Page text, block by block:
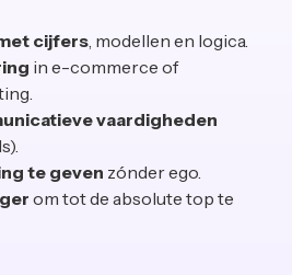
cijfers, modellen en logica.
in e-commerce of
vaardigheden
te geven zónder ego.
om tot de absolute top te